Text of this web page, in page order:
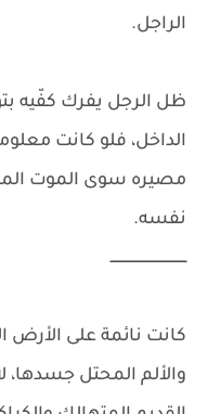
الراجل.
ظل الرجل يفرك كفّيه
الداخل، فلو كانت
مصيره سوى الموت
نفسه.
ـــــــــــــــــــــــــــــــــــ
كانت نائمة على الأرض
والألم المحتل جسدها،